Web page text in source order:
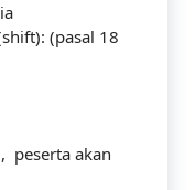
(pasal 18
peserta akan